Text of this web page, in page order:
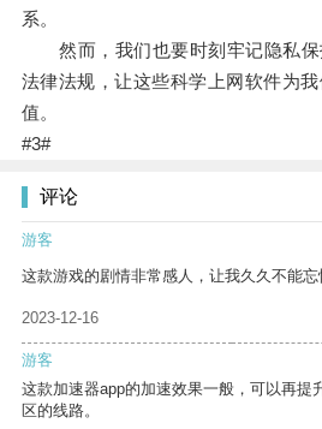
系。
然而，我们也要时刻牢记隐私保
法律法规，让这些科学上网软件为
值。
#3#
评论
游客
这款游戏的剧情非常感人，让我久久不能忘
2023-12-16
游客
这款加速器app的加速效果一般，可以再提
区的线路。